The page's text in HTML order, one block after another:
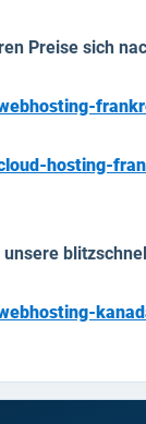
Preise sich
hosting-
unsere